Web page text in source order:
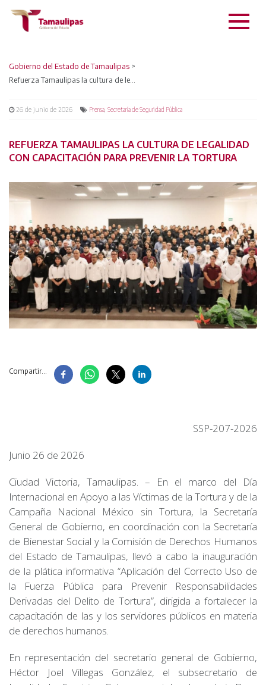
Gobierno del Estado de Tamaulipas >
26 de junio de 2026 Prensa Secretaría de Seguridad Pública
REFUERZA TAMAULIPAS LA CULTURA DE LEGALIDAD
CON CAPACITACIÓN PARA PREVENIR LA TORTURA
Compartir...
SSP-207-2026
Junio 26 de 2026
Ciudad Victoria, Tamaulipas. – En el marco del Día
Internacional en Apoyo a las Víctimas de la Tortura y de la
Campaña Nacional México sin Tortura, la Secretaría
General de Gobierno, en coordinación con la Secretaría
de Bienestar Social y la Comisión de Derechos Humanos
del Estado de Tamaulipas, llevó a cabo la inauguración
de la plática informativa “Aplicación del Correcto Uso de
la Fuerza Pública para Prevenir Responsabilidades
Derivadas del Delito de Tortura”, dirigida a fortalecer la
capacitación de las y los servidores públicos en materia
de derechos humanos.
En representación del secretario general de Gobierno,
Héctor Joel Villegas González, el subsecretario de